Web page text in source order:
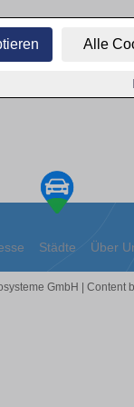
Alle
Städte Über
GmbH | Content